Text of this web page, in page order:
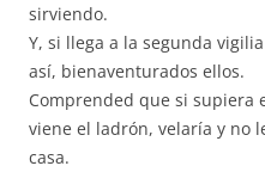
sirviendo.
Y, si llega a la segunda
así, bienaventurados ellos.
Comprended que si supiera
viene el ladrón, velaría y no
casa.